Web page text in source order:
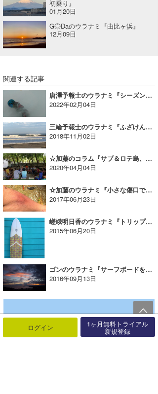
初乗り』
01月20日
G◎Daのウラナミ『由比ヶ浜』
12月09日
関連する記事
唐澤予報士のウラナミ『シーズン一発目から大当たり！』
2022年02月04日
三輪予報士のウラナミ『ふざけんなっ！まぁ楽しかったじゃね〜か』
2018年11月02日
☆加藤のコラム『サブ＆ロテ島、これでいいのだ!!Vol.3』
2020年04月04日
☆加藤のウラナミ『小さな傷口でも決して侮らない』
2017年06月23日
嵯峨明日香のウラナミ『トリップ！』
2015年06月20日
ゴンのウラナミ『サーフボードを大切に。 』
2016年09月13日
ログイン 1ヶ月無料トライアル
新規登録